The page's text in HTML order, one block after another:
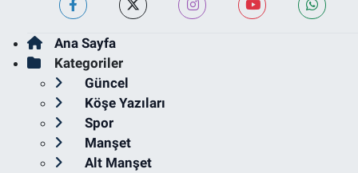
Ana Sayfa
Kategoriler
Güncel
Köşe Yazıları
Spor
Manşet
Alt Manşet